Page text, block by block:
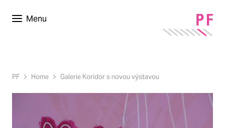
Menu
PF Home Galerie Koridor s novou výstavou